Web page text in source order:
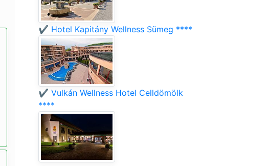
✔️ Hotel Kapitány Wellness Sümeg ****
✔️ Vulkán Wellness Hotel Celldömölk
****